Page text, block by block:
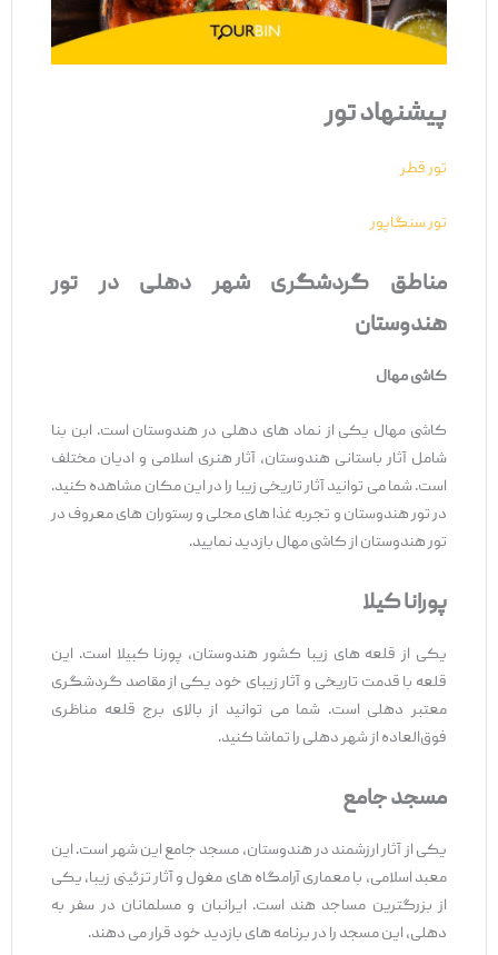
پیشنهاد تور
تور قطر
تور سنگاپور
مناطق گردشگری شهر دهلی در تور
هندوستان
کاشی مهال
کاشی مهال یکی از نماد های دهلی در هندوستان است. ابن بنا
شامل آثار باستانی هندوستان، آثار هنری اسلامی و ادیان مختلف
است. شما می‌ توانید آثار تاریخی زیبا را در این مکان مشاهده کنید.
در تور هندوستان و تجربه غذا های محلی و رستوران های معروف در
تور هندوستان از کاشی مهال بازدید نمایید.
پورانا کیلا
یکی از قلعه های زیبا کشور هندوستان، پورنا کبیلا است. این
قلعه با قدمت تاریخی و آثار زیبای خود یکی از مقاصد گردشگری
معتبر دهلی است. شما می ‌توانید از بالای برج قلعه مناظری
فوق‌العاده از شهر دهلی را تماشا کنید.
مسجد جامع
یکی از آثار ارزشمند در هندوستان، مسجد جامع این شهر است. این
معبد اسلامی، با معماری آرامگاه ‌های مغول و آثار تزئینی زیبا، یکی
از بزرگترین مساجد هند است. ایرانبان و مسلمانان در سفر به
دهلی، این مسجد را در برنامه های بازدید خود قرار می دهند.